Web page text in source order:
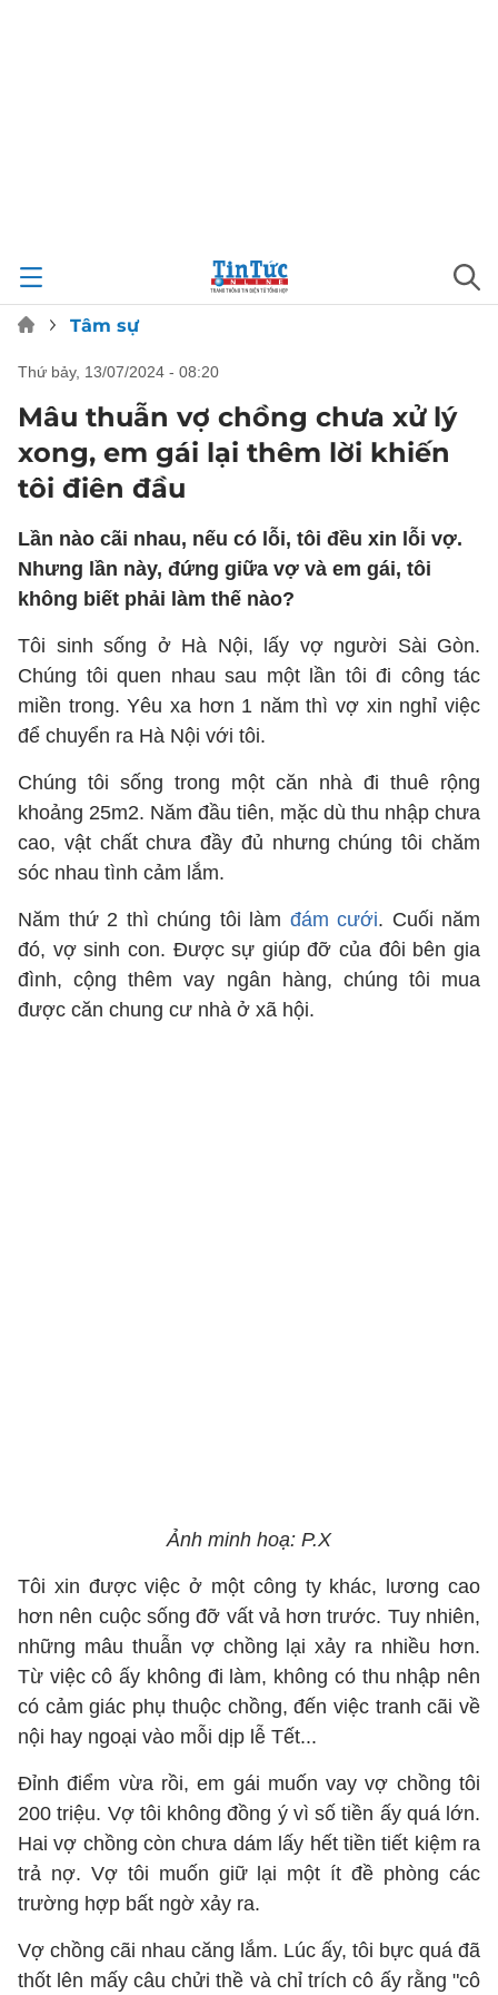
Tâm sự
thứ bảy, 13/07/2024 - 08:20
Mâu thuẫn vợ chồng chưa xử lý
xong, em gái lại thêm lời khiến
tôi điên đầu
Lần nào cãi nhau, nếu có lỗi, tôi đều xin lỗi vợ.
Nhưng lần này, đứng giữa vợ và em gái, tôi
không biết phải làm thế nào?
Tôi sinh sống ở Hà Nội, lấy vợ người Sài Gòn.
Chúng tôi quen nhau sau một lần tôi đi công tác
miền trong. Yêu xa hơn 1 năm thì vợ xin nghỉ việc
để chuyển ra Hà Nội với tôi.
Chúng tôi sống trong một căn nhà đi thuê rộng
khoảng 25m2. Năm đầu tiên, mặc dù thu nhập chưa
cao, vật chất chưa đầy đủ nhưng chúng tôi chăm
sóc nhau tình cảm lắm.
Năm thứ 2 thì chúng tôi làm đám cưới. Cuối năm
đó, vợ sinh con. Được sự giúp đỡ của đôi bên gia
đình, cộng thêm vay ngân hàng, chúng tôi mua
được căn chung cư nhà ở xã hội.
Ảnh minh hoạ: P.X
Tôi xin được việc ở một công ty khác, lương cao
hơn nên cuộc sống đỡ vất vả hơn trước. Tuy nhiên,
những mâu thuẫn vợ chồng lại xảy ra nhiều hơn.
Từ việc cô ấy không đi làm, không có thu nhập nên
có cảm giác phụ thuộc chồng, đến việc tranh cãi về
nội hay ngoại vào mỗi dịp lễ Tết...
Đỉnh điểm vừa rồi, em gái muốn vay vợ chồng tôi
200 triệu. Vợ tôi không đồng ý vì số tiền ấy quá lớn.
Hai vợ chồng còn chưa dám lấy hết tiền tiết kiệm ra
trả nợ. Vợ tôi muốn giữ lại một ít đề phòng các
trường hợp bất ngờ xảy ra.
Vợ chồng cãi nhau căng lắm. Lúc ấy, tôi bực quá đã
thốt lên mấy câu chửi thề và chỉ trích cô ấy rằng "cô